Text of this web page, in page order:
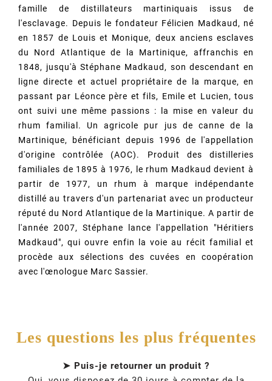
famille de distillateurs martiniquais issus de
l'esclavage. Depuis le fondateur Félicien Madkaud, né
en 1857 de Louis et Monique, deux anciens esclaves
du Nord Atlantique de la Martinique, affranchis en
1848, jusqu'à Stéphane Madkaud, son descendant en
ligne directe et actuel propriétaire de la marque, en
passant par Léonce père et fils, Emile et Lucien, tous
ont suivi une même passions : la mise en valeur du
rhum familial. Un agricole pur jus de canne de la
Martinique, bénéficiant depuis 1996 de l'appellation
d'origine contrôlée (AOC). Produit des distilleries
familiales de 1895 à 1976, le rhum Madkaud devient à
partir de 1977, un rhum à marque indépendante
distillé au travers d'un partenariat avec un producteur
réputé du Nord Atlantique de la Martinique. A partir de
l'année 2007, Stéphane lance l'appellation "Héritiers
Madkaud", qui ouvre enfin la voie au récit familial et
procède aux sélections des cuvées en coopération
avec l'œnologue Marc Sassier.
Les questions les plus fréquentes
➤ Puis-je retourner un produit ?